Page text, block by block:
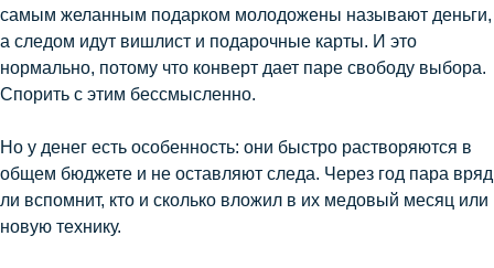
самым желанным подарком молодожены называют деньги,
а следом идут вишлист и подарочные карты. И это
нормально, потому что конверт дает паре свободу выбора.
Спорить с этим бессмысленно.
Но у денег есть особенность: они быстро растворяются в
общем бюджете и не оставляют следа. Через год пара вряд
ли вспомнит, кто и сколько вложил в их медовый месяц или
новую технику.